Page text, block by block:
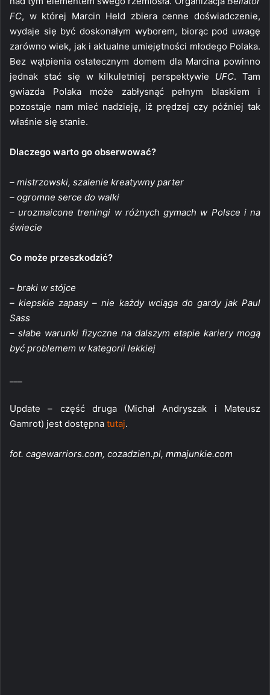
FC, w której Marcin Held zbiera cenne doświadczenie,
wydaje się być doskonałym wyborem, biorąc pod uwagę
zarówno wiek, jak i aktualne umiejętności młodego Polaka.
Bez wątpienia ostatecznym domem dla Marcina powinno
jednak stać się w kilkuletniej perspektywie UFC. Tam
gwiazda Polaka może zabłysnąć pełnym blaskiem i
pozostaje nam mieć nadzieję, iż prędzej czy później tak
właśnie się stanie.
Dlaczego warto go obserwować?
– mistrzowski, szalenie kreatywny parter
– ogromne serce do walki
– urozmaicone treningi w różnych gymach w Polsce i na
świecie
Co może przeszkodzić?
– braki w stójce
– kiepskie zapasy – nie każdy wciąga do gardy jak Paul
Sass
– słabe warunki fizyczne na dalszym etapie kariery mogą
być problemem w kategorii lekkiej
Update – część druga (Michał Andryszak i Mateusz
Gamrot) jest dostępna tutaj.
fot. cagewarriors.com, cozadzien.pl, mmajunkie.com